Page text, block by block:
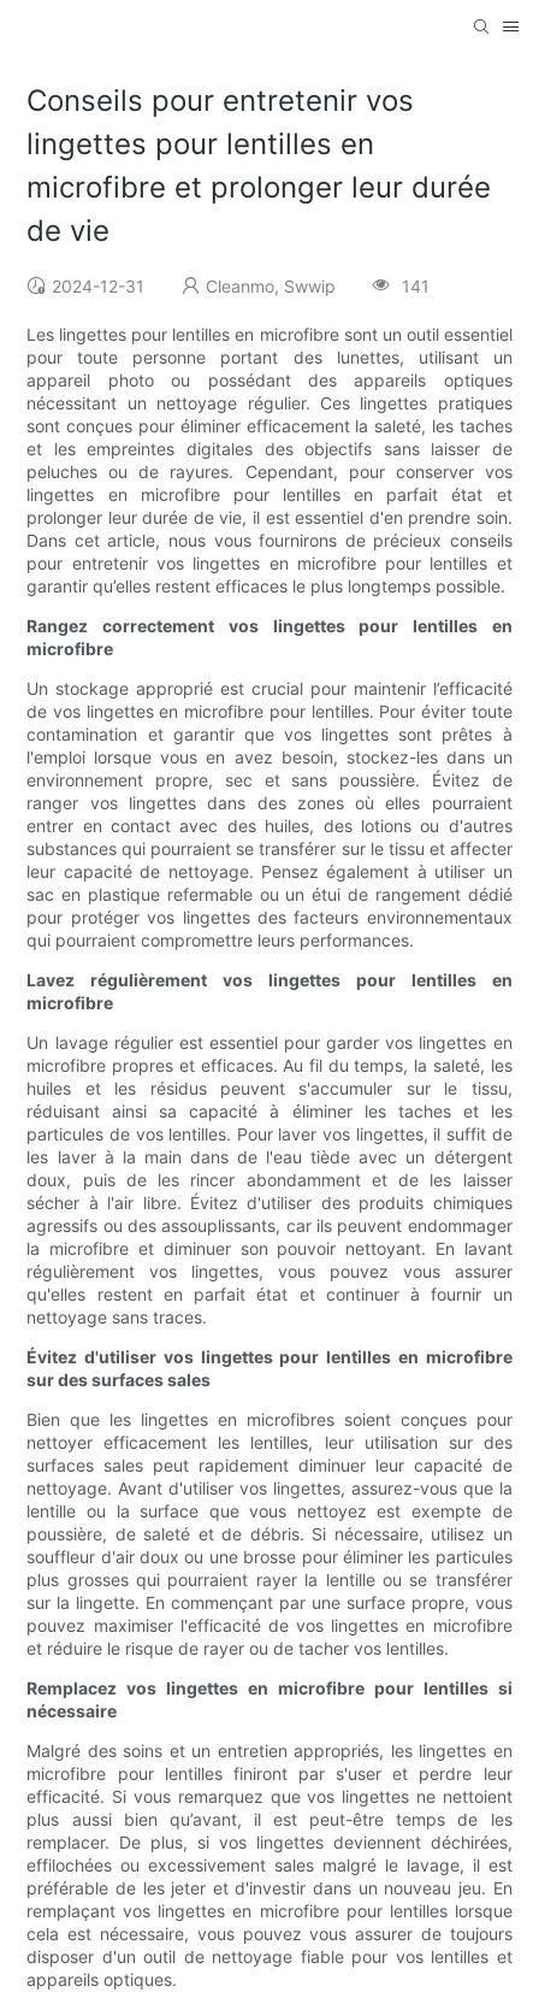
Conseils pour entretenir vos
lingettes pour lentilles en
microfibre et prolonger leur durée
de vie
2024-12-31 Cleanmo, Swwip 141
Les lingettes pour lentilles en microfibre sont un outil essentiel
pour toute personne portant des lunettes, utilisant un
appareil photo ou possédant des appareils optiques
nécessitant un nettoyage régulier. Ces lingettes pratiques
sont conçues pour éliminer efficacement la saleté, les taches
et les empreintes digitales des objectifs sans laisser de
peluches ou de rayures. Cependant, pour conserver vos
lingettes en microfibre pour lentilles en parfait état et
prolonger leur durée de vie, il est essentiel d'en prendre soin.
Dans cet article, nous vous fournirons de précieux conseils
pour entretenir vos lingettes en microfibre pour lentilles et
garantir qu’elles restent efficaces le plus longtemps possible.
Rangez correctement vos lingettes pour lentilles en
microfibre
Un stockage approprié est crucial pour maintenir l’efficacité
de vos lingettes en microfibre pour lentilles. Pour éviter toute
contamination et garantir que vos lingettes sont prêtes à
l'emploi lorsque vous en avez besoin, stockez-les dans un
environnement propre, sec et sans poussière. Évitez de
ranger vos lingettes dans des zones où elles pourraient
entrer en contact avec des huiles, des lotions ou d'autres
substances qui pourraient se transférer sur le tissu et affecter
leur capacité de nettoyage. Pensez également à utiliser un
sac en plastique refermable ou un étui de rangement dédié
pour protéger vos lingettes des facteurs environnementaux
qui pourraient compromettre leurs performances.
Lavez régulièrement vos lingettes pour lentilles en
microfibre
Un lavage régulier est essentiel pour garder vos lingettes en
microfibre propres et efficaces. Au fil du temps, la saleté, les
huiles et les résidus peuvent s'accumuler sur le tissu,
réduisant ainsi sa capacité à éliminer les taches et les
particules de vos lentilles. Pour laver vos lingettes, il suffit de
les laver à la main dans de l'eau tiède avec un détergent
doux, puis de les rincer abondamment et de les laisser
sécher à l'air libre. Évitez d'utiliser des produits chimiques
agressifs ou des assouplissants, car ils peuvent endommager
la microfibre et diminuer son pouvoir nettoyant. En lavant
régulièrement vos lingettes, vous pouvez vous assurer
qu'elles restent en parfait état et continuer à fournir un
nettoyage sans traces.
Évitez d'utiliser vos lingettes pour lentilles en microfibre
sur des surfaces sales
Bien que les lingettes en microfibres soient conçues pour
nettoyer efficacement les lentilles, leur utilisation sur des
surfaces sales peut rapidement diminuer leur capacité de
nettoyage. Avant d'utiliser vos lingettes, assurez-vous que la
lentille ou la surface que vous nettoyez est exempte de
poussière, de saleté et de débris. Si nécessaire, utilisez un
souffleur d'air doux ou une brosse pour éliminer les particules
plus grosses qui pourraient rayer la lentille ou se transférer
sur la lingette. En commençant par une surface propre, vous
pouvez maximiser l'efficacité de vos lingettes en microfibre
et réduire le risque de rayer ou de tacher vos lentilles.
Remplacez vos lingettes en microfibre pour lentilles si
nécessaire
Malgré des soins et un entretien appropriés, les lingettes en
microfibre pour lentilles finiront par s'user et perdre leur
efficacité. Si vous remarquez que vos lingettes ne nettoient
plus aussi bien qu’avant, il est peut-être temps de les
remplacer. De plus, si vos lingettes deviennent déchirées,
effilochées ou excessivement sales malgré le lavage, il est
préférable de les jeter et d'investir dans un nouveau jeu. En
remplaçant vos lingettes en microfibre pour lentilles lorsque
cela est nécessaire, vous pouvez vous assurer de toujours
disposer d'un outil de nettoyage fiable pour vos lentilles et
appareils optiques.